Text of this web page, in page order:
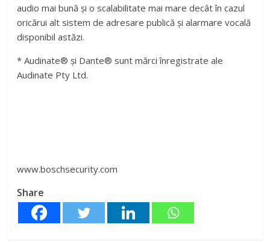
audio mai bună și o scalabilitate mai mare decât în cazul
oricărui alt sistem de adresare publică și alarmare vocală
disponibil astăzi.
* Audinate® și Dante® sunt mărci înregistrate ale
Audinate Pty Ltd.
www.boschsecurity.com
Share